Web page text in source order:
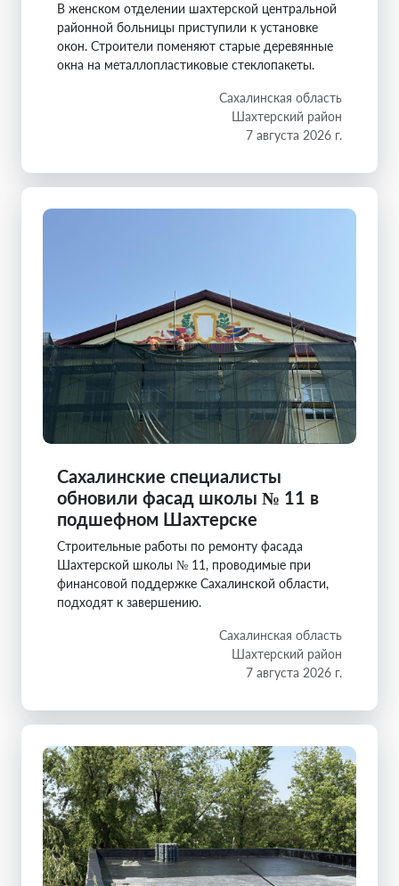
В женском отделении шахтерской центральной
районной больницы приступили к установке
окон. Строители поменяют старые деревянные
окна на металлопластиковые стеклопакеты.
Сахалинская область
Шахтерский район
7 августа 2026 г.
Сахалинские специалисты
обновили фасад школы № 11 в
подшефном Шахтерске
Строительные работы по ремонту фасада
Шахтерской школы № 11, проводимые при
финансовой поддержке Сахалинской области,
подходят к завершению.
Сахалинская область
Шахтерский район
7 августа 2026 г.